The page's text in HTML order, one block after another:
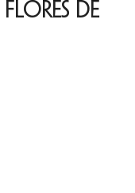
Flores De